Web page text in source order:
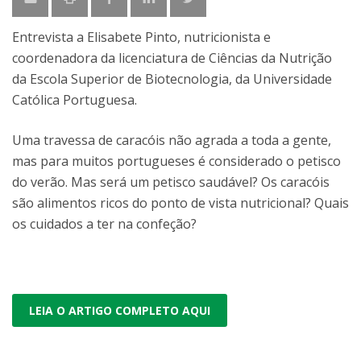
Entrevista a Elisabete Pinto, nutricionista e
coordenadora da licenciatura de Ciências da Nutrição
da Escola Superior de Biotecnologia, da Universidade
Católica Portuguesa.
Uma travessa de caracóis não agrada a toda a gente,
mas para muitos portugueses é considerado o petisco
do verão. Mas será um petisco saudável? Os caracóis
são alimentos ricos do ponto de vista nutricional? Quais
os cuidados a ter na confeção?
LEIA O ARTIGO COMPLETO AQUI